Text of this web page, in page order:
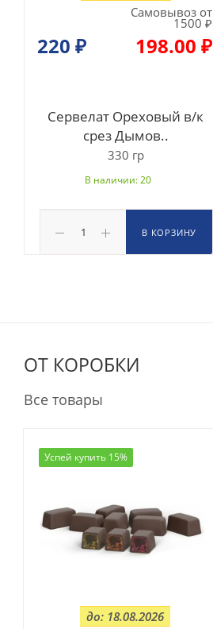
220 ₽
Самовывоз от
1500 ₽
198.00 ₽
Сервелат Ореховый в/к
срез Дымов..
330 гр
В наличии: 20
В КОРЗИНУ
ОТ КОРОБКИ
Все товары
Успей купить 15%
до: 18.08.2026